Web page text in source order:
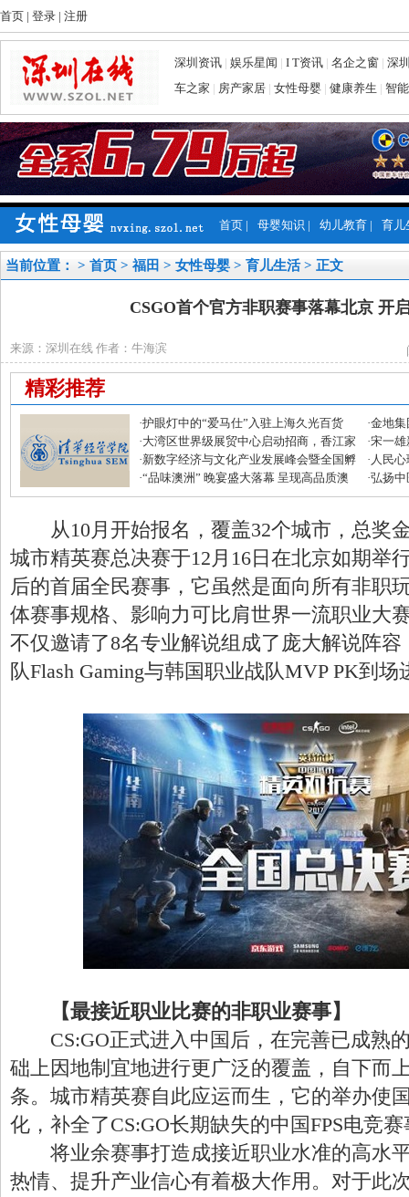
首页 | 登录 | 注册
深圳资讯 | 娱乐星闻 | I T资讯 | 名企之窗 | 深
车之家 | 房产家居 | 女性母婴 | 健康养生 | 智
首页 | 母婴知识 | 幼儿教育 | 育儿
当前位置： > 首页 >福田 > 女性母婴 > 育儿生活> 正文
CSGO首个官方非职赛事落幕北京 开
来源：深圳在线 作者：牛海滨
精彩推荐
·护眼灯中的“爱马仕”入驻上海久光百货 ·金地集
磅优惠
·大湾区世界级展贸中心启动招商，香江家
居打造建材家居业“东方米兰展”
·宋一雄
生逆袭
·新数字经济与文化产业发展峰会暨全国孵
化中心年度盛典圆满收官
· 人民
·“品味澳洲” 晚宴盛大落幕 呈现高品质澳
式美味
·弘扬中
滋补节
从10月开始报名，覆盖32个城市，总奖金
城市精英赛总决赛于12月16日在北京如期举
后的首届全民赛事，它虽然是面向所有非职
体赛事规格、影响力可比肩世界一流职业大
不仅邀请了8名专业解说组成了庞大解说阵
队Flash Gaming与韩国职业战队MVP PK到
【最接近职业比赛的非职业赛事】
CS:GO正式进入中国后，在完善已成熟
础上因地制宜地进行更广泛的覆盖，自下而
条。城市精英赛自此应运而生，它的举办使
化，补全了CS:GO长期缺失的中国FPS电竞
将业余赛事打造成接近职业水准的高水
热情、提升产业信心有着极大作用。对于此